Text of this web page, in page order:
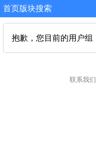
首页版块搜索
抱歉，您目前的用户组
联系我